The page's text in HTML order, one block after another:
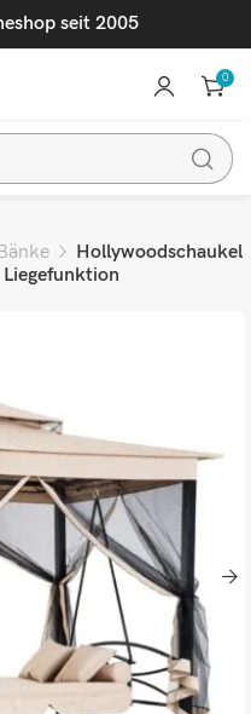
seit 2005
0
Bänke
Hollywoodschaukel
Liegefunktion